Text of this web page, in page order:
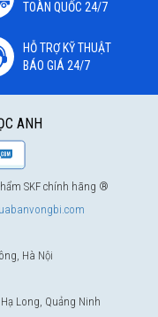
TOÀN QUỐC 24/7
HỖ TRỢ KỸ THUẬT
BÁO GIÁ 24/7
ANH
SKF chính hãng ®
Hà Nội
Long, Quảng Ninh